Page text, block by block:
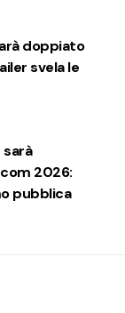
doppiato
svela le
2026:
pubblica